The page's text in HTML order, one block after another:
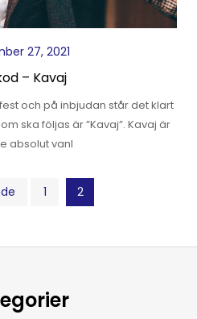
27, 2021
– Kavaj
och på inbjudan står det klart
ska följas är ”Kavaj”. Kavaj är
absolut vanl
1 2